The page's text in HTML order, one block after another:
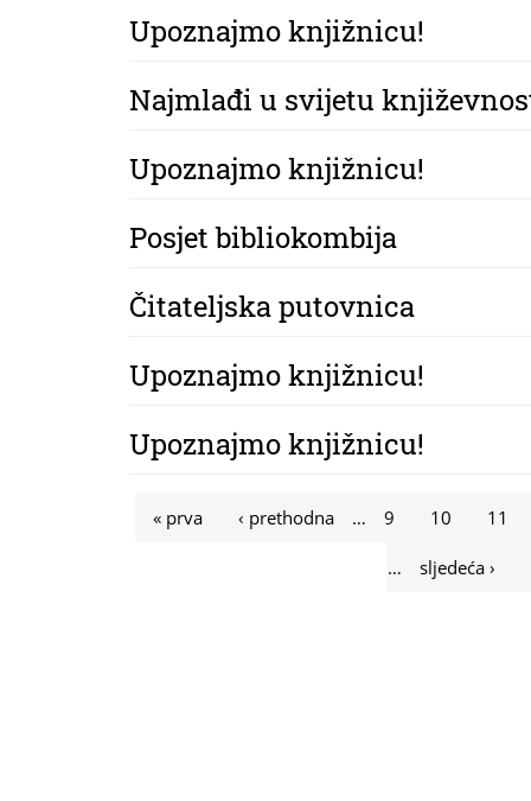
Upoznajmo knjižnicu!
Najmlađi u svijetu
Upoznajmo knjižnicu!
Posjet bibliokombija
Čitateljska putovnica
Upoznajmo knjižnicu!
Upoznajmo knjižnicu!
Stranice
« prva ‹ prethodna … 9 10 11
… sljedeća ›